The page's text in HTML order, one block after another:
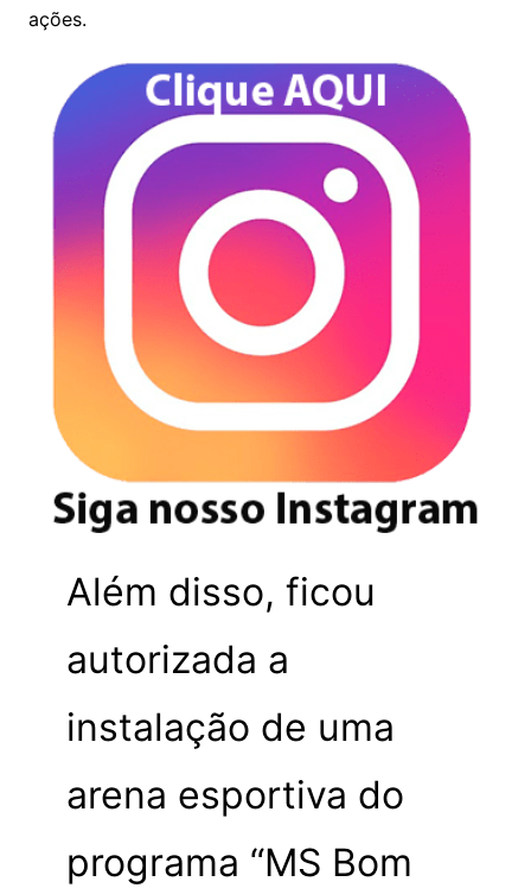
ações.
Além disso, ficou
autorizada a
instalação de uma
arena esportiva do
programa “MS Bom